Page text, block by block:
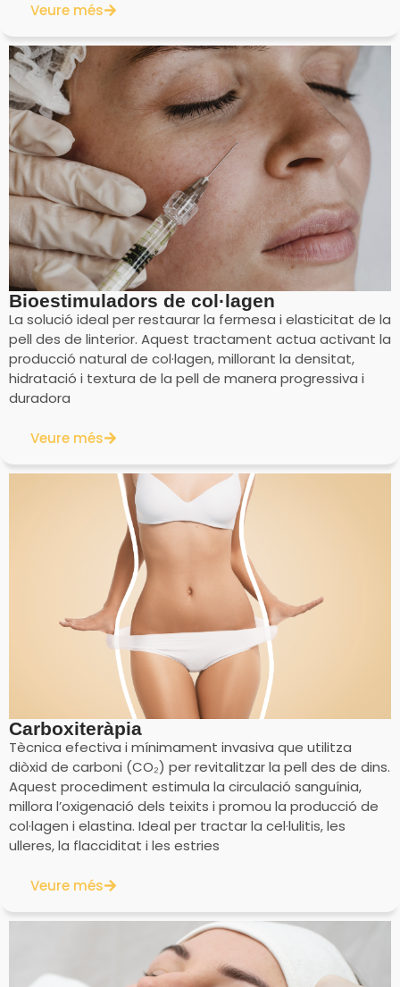
Veure més
Bioestimuladors de col·lagen
La solució ideal per restaurar la fermesa i elasticitat de la
pell des de linterior. Aquest tractament actua activant la
producció natural de col·lagen, millorant la densitat,
hidratació i textura de la pell de manera progressiva i
duradora
Veure més
Carboxiteràpia
Tècnica efectiva i mínimament invasiva que utilitza
diòxid de carboni (CO₂) per revitalitzar la pell des de dins.
Aquest procediment estimula la circulació sanguínia,
millora l’oxigenació dels teixits i promou la producció de
col·lagen i elastina. Ideal per tractar la cel·lulitis, les
ulleres, la flacciditat i les estries
Veure més